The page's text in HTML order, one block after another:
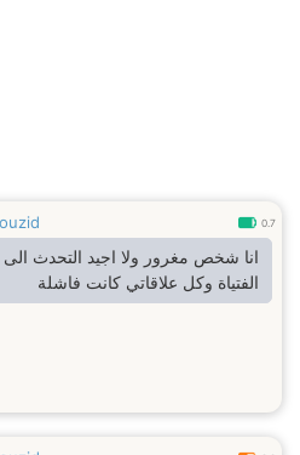
0.7
انا شخص مغرور ولا اجيد التحدث الى
الفتياة وكل علاقاتي كانت فاشلة